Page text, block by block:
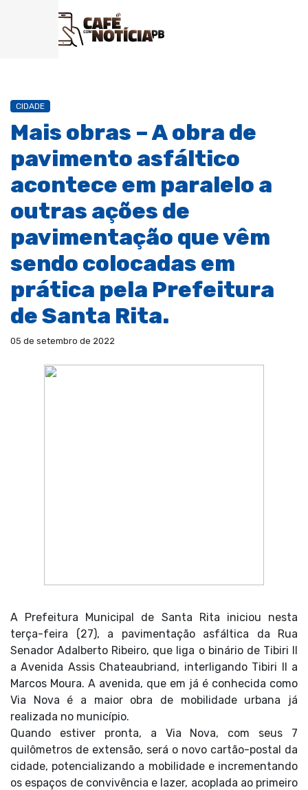
CIDADE
Mais obras – A obra de
pavimento asfáltico
acontece em paralelo a
outras ações de
pavimentação que vêm
sendo colocadas em
prática pela Prefeitura
de Santa Rita.
05 de setembro de 2022
A Prefeitura Municipal de Santa Rita iniciou nesta
terça-feira (27), a pavimentação asfáltica da Rua
Senador Adalberto Ribeiro, que liga o binário de Tibiri II
a Avenida Assis Chateaubriand, interligando Tibiri II a
Marcos Moura. A avenida, que em já é conhecida como
Via Nova é a maior obra de mobilidade urbana já
realizada no município.
Quando estiver pronta, a Via Nova, com seus 7
quilômetros de extensão, será o novo cartão-postal da
cidade, potencializando a mobilidade e incrementando
os espaços de convivência e lazer, acoplada ao primeiro